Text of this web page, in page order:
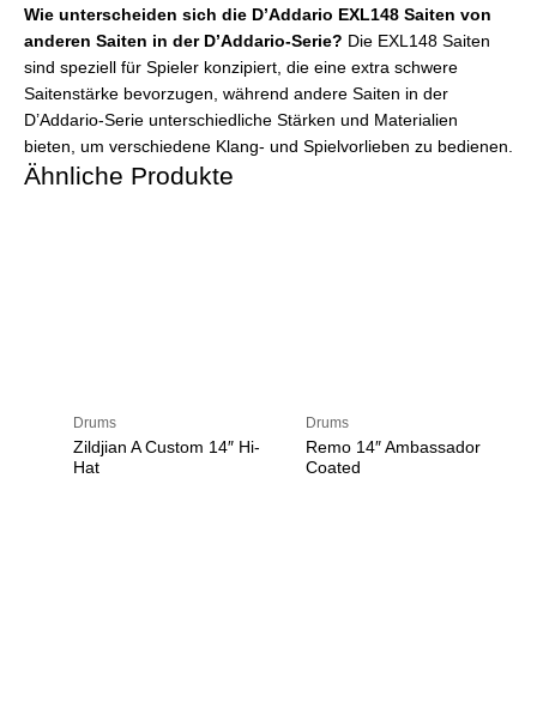
Wie unterscheiden sich die D’Addario EXL148 Saiten von
anderen Saiten in der D’Addario-Serie? Die EXL148 Saiten
sind speziell für Spieler konzipiert, die eine extra schwere
Saitenstärke bevorzugen, während andere Saiten in der
D’Addario-Serie unterschiedliche Stärken und Materialien
bieten, um verschiedene Klang- und Spielvorlieben zu bedienen.
Ähnliche Produkte
Drums
Zildjian A Custom 14″ Hi-
Hat
Drums
Remo 14″ Ambassador
Coated